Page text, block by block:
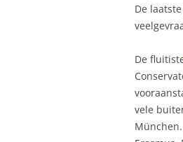
De
De
vele